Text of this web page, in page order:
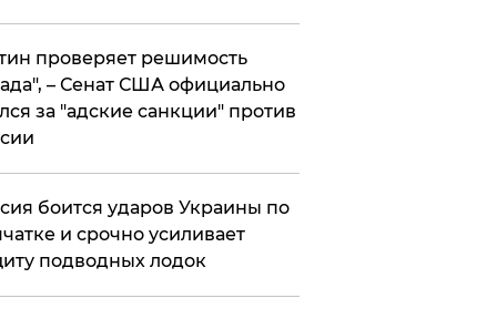
проверяет решимость
– Сенат США официально
за "адские санкции" против
боится ударов Украины по
и срочно усиливает
подводных лодок